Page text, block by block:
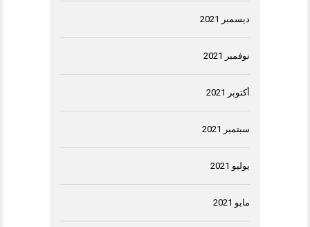
ديسمبر 2021
نوفمبر 2021
أكتوبر 2021
سبتمبر 2021
يوليو 2021
مايو 2021